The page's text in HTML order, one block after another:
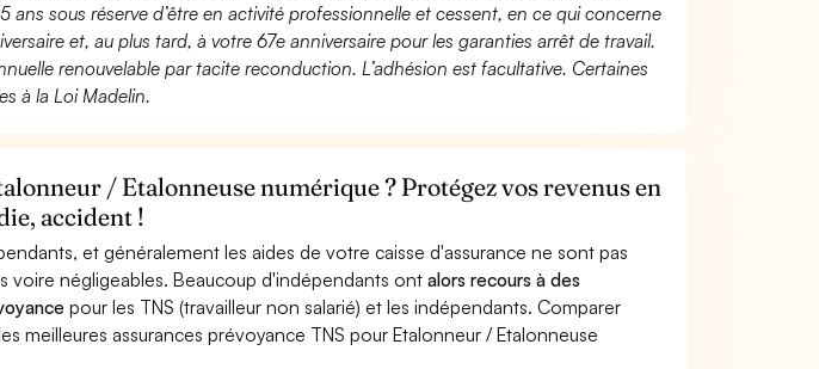
ans sous réserve d’être en activité professionnelle et cessent, en ce qui concerne
et, au plus tard, à votre 67e anniversaire pour les garanties arrêt de travail.
renouvelable par tacite reconduction. L’adhésion est facultative. Certaines
à la Loi Madelin.
/ Etalonneuse numérique ? Protégez vos revenus en
accident !
et généralement les aides de votre caisse d'assurance ne sont pas
voire négligeables. Beaucoup d'indépendants ontalors recours à des
pour les TNS (travailleur non salarié) et les indépendants. Comparer
meilleures assurances prévoyance TNS pour Etalonneur / Etalonneuse